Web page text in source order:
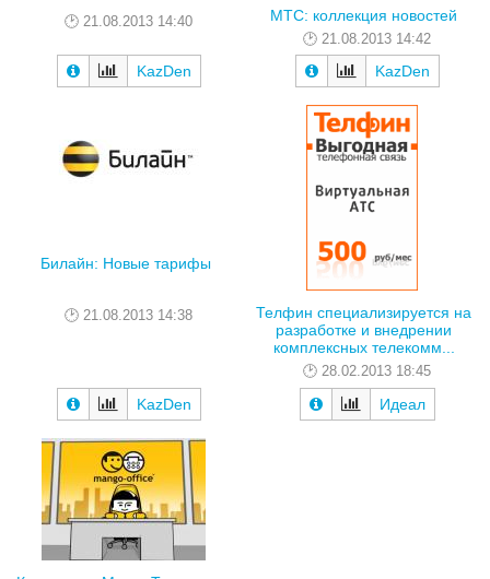
21.08.2013 14:40
KazDen
МТС: коллекция новостей
21.08.2013 14:42
KazDen
Билайн: Новые тарифы
21.08.2013 14:38
KazDen
Телфин специализируется на
разработке и внедрении
комплексных телекомм...
28.02.2013 18:45
Идеал